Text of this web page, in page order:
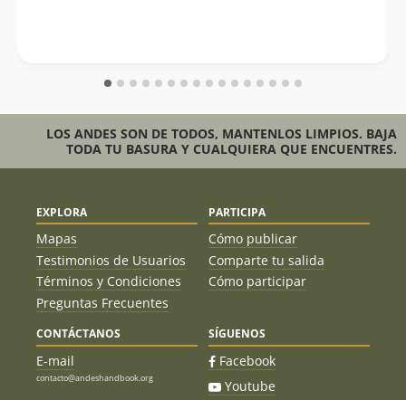
visualizando una base de cemento que esta en la falsa
LOS ANDES SON DE TODOS, MANTENLOS LIMPIOS. BAJA
TODA TU BASURA Y CUALQUIERA QUE ENCUENTRES.
EXPLORA
Mapas
Testimonios de Usuarios
Términos y Condiciones
Preguntas Frecuentes
PARTICIPA
Cómo publicar
Comparte tu salida
Cómo participar
CONTÁCTANOS
E-mail
contacto@andeshandbook.org
SÍGUENOS
Facebook
Youtube